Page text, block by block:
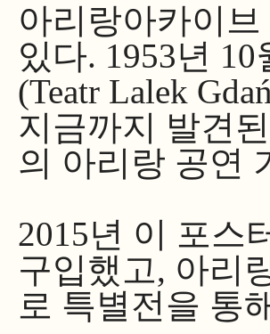
아리랑아카이
있다. 1953년
(Teatr Lalek
지금까지 발견
의 아리랑 공연
2015년 이 포스
구입했고, 아리
로 특별전을 통